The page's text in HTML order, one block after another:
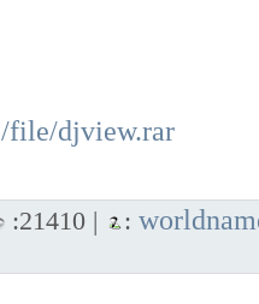
/file/djview.rar
:21410 | :